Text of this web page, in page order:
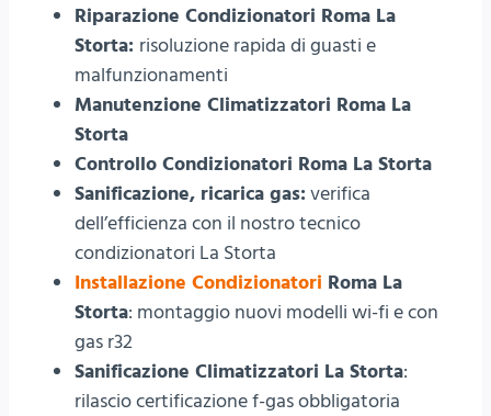
Riparazione Condizionatori Roma La
Storta: risoluzione rapida di guasti e
malfunzionamenti
Manutenzione Climatizzatori Roma La
Storta
Controllo Condizionatori Roma La Storta
Sanificazione, ricarica gas: verifica
dell’efficienza con il nostro tecnico
condizionatori La Storta
Installazione Condizionatori Roma La
Storta: montaggio nuovi modelli wi-fi e con
gas r32
Sanificazione Climatizzatori La Storta:
rilascio certificazione f-gas obbligatoria